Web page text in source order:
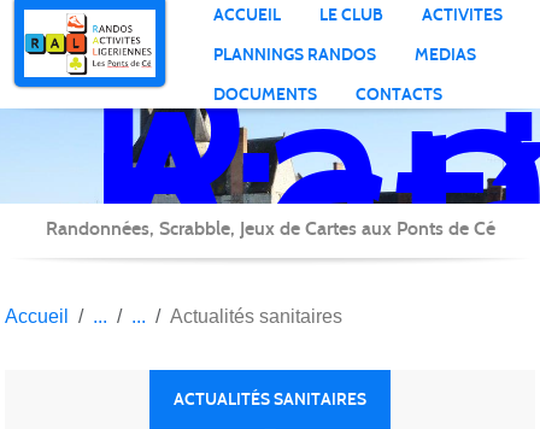
ACCUEIL LE CLUB
ACTIVITES
PLANNINGS RANDOS
MEDIAS
DOCUMENTS
CONTACTS
Randonnées, Scrabble, Jeux de Cartes aux Ponts de Cé
Accueil Actualités sanitaires
ACTUALITÉS SANITAIRES
Panneau de gestion des cookies